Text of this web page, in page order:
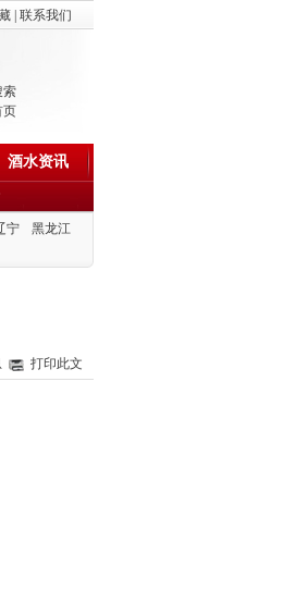
联系我们
索
页
酒水资讯
宁
黑龙江
打印此文